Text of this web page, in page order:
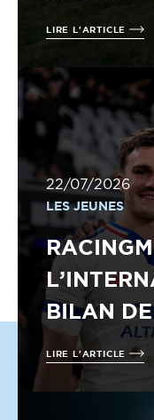
LIRE L'ARTICLE
22/07/2026
LES JEUNES
BILAN
LIRE L'ARTICLE